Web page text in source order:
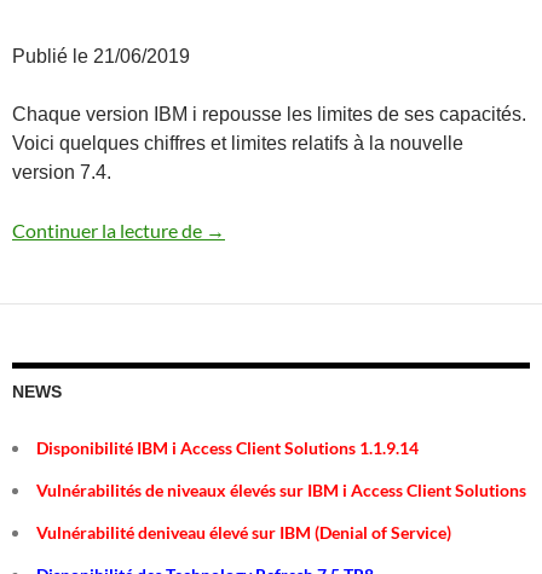
Publié le 21/06/2019
Chaque version IBM i repousse les limites de ses capacités.
Voici quelques chiffres et limites relatifs à la nouvelle
version 7.4.
Continuer la lecture de Quelques chiffres sur la version 7.4
→
NEWS
Disponibilité IBM i Access Client Solutions 1.1.9.14
Vulnérabilités de niveaux élevés sur IBM i Access Client Solutions
Vulnérabilité deniveau élevé sur IBM (Denial of Service)